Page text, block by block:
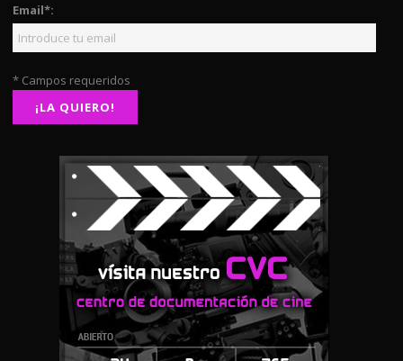
Email*:
* Campos requeridos